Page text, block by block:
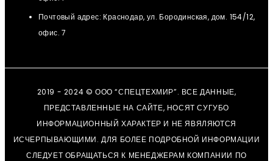
Почтовый адрес: Краснодар, ул. Бородинская, дом. 154/12,
офис. 7
2019 - 2024 © ООО “СПЕЦТЕХМИР”. ВСЕ ДАННЫЕ,
ПРЕДСТАВЛЕННЫЕ НА САЙТЕ, НОСЯТ СУГУБО
ИНФОРМАЦИОННЫЙ ХАРАКТЕР И НЕ ЯВЯЛЯЮТСЯ
ИСЧЕРПЫВАЮЩИМИ. ДЛЯ БОЛЕЕ ПОДРОБНОЙ ИНФОРМАЦИИ
СЛЕДУЕТ ОБРАЩАТЬСЯ К МЕНЕДЖЕРАМ КОМПАНИИ ПО